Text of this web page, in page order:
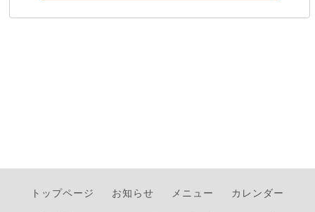
トップページ お知らせ メニュー
カレンダー